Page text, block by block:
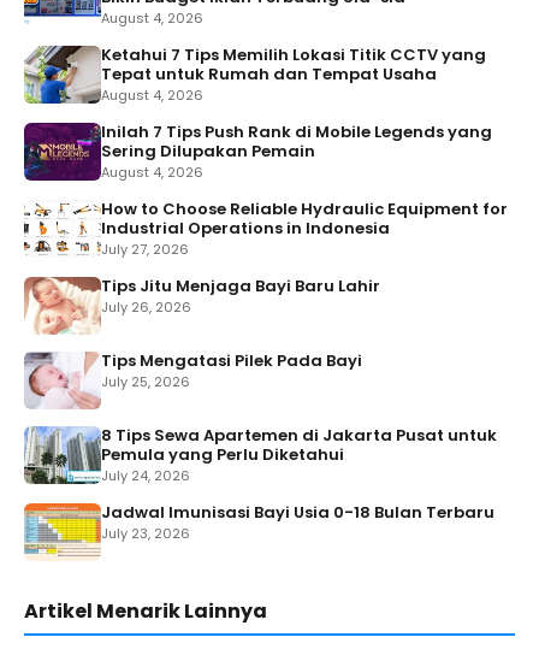
August 4, 2026
Ketahui 7 Tips Memilih Lokasi Titik CCTV yang
Tepat untuk Rumah dan Tempat Usaha
August 4, 2026
Inilah 7 Tips Push Rank di Mobile Legends yang
Sering Dilupakan Pemain
August 4, 2026
How to Choose Reliable Hydraulic Equipment for
Industrial Operations in Indonesia
July 27, 2026
Tips Jitu Menjaga Bayi Baru Lahir
July 26, 2026
Tips Mengatasi Pilek Pada Bayi
July 25, 2026
8 Tips Sewa Apartemen di Jakarta Pusat untuk
Pemula yang Perlu Diketahui
July 24, 2026
Jadwal Imunisasi Bayi Usia 0-18 Bulan Terbaru
July 23, 2026
Artikel Menarik Lainnya